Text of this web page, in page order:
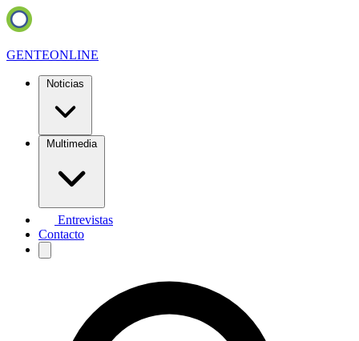
GENTEONLINE
Noticias
Multimedia
Entrevistas
Contacto